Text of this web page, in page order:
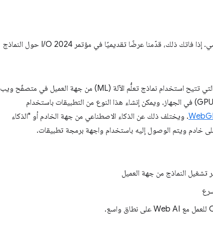
لقد تغيّر الكثير في مجال الذكاء الاصطناعي على الويب خلال العام الماضي. إذا فاتك ذلك، قدّمنا عرضًا تقديميًا في مؤتمر I/O 2024 حول النماذج
الذكاء الاصطناعي على الويب هو مجموعة من التكنولوجيات والأساليب التي تتيح استخدام نماذج تعلُّم الآلة (ML) من جهة العميل في متصفّح ويب
يعمل على وحدة المعالجة المركزية (CPU) أو وحدة معالجة الرسومات (GPU) في الجهاز. ويمكن إنشاء هذا النوع من التطبيقات باستخدام
. ويختلف ذلك عن الذكاء الاصطناعي من جهة الخادم أو "الذكاء
خادم ويتم الوصول إليه باستخدام واجهة برمجة تطبيقات.
تشغيل النماذج من جهة العميل